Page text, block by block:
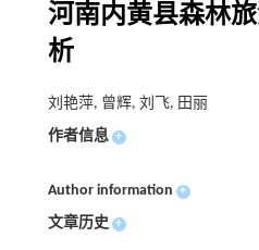
河南内黄县森林
析
刘艳萍, 曾辉, 刘飞, 田丽
作者信息 +
Author information +
文章历史 +